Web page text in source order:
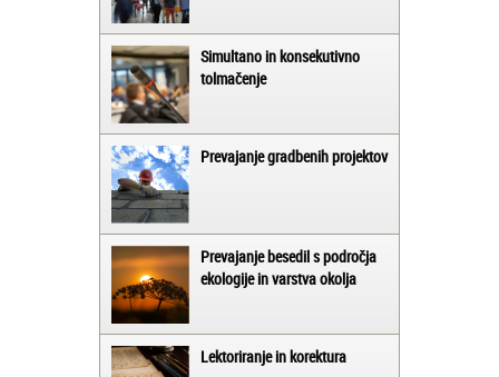
Simultano in konsekutivno
tolmačenje
Prevajanje gradbenih projektov
Prevajanje besedil s področja
ekologije in varstva okolja
Lektoriranje in korektura